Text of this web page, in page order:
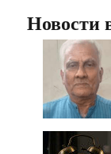
Новости